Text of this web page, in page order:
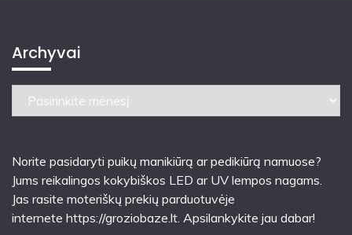
Archyvai
Archyvai
Norite pasidaryti puikų manikiūrą ar pedikiūrą namuose?
Jums reikalingos kokybiškos LED ar UV lempos nagams.
Jas rasite moteriškų prekių parduotuvėje
internete https://groziobaze.lt . Apsilankykite jau dabar!